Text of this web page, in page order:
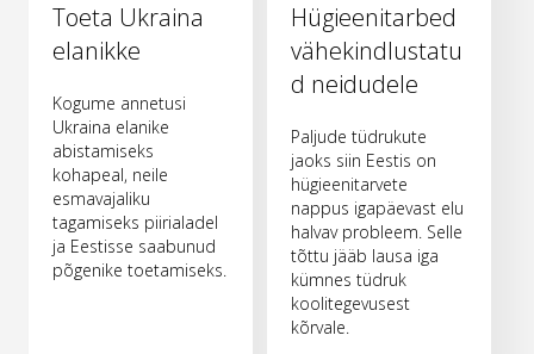
Toeta Ukraina
elanikke
Kogume annetusi
Ukraina elanike
abistamiseks
kohapeal, neile
esmavajaliku
tagamiseks piirialadel
ja Eestisse saabunud
põgenike toetamiseks.
Hügieenitarbed
vähekindlustatu
d neidudele
Paljude tüdrukute
jaoks siin Eestis on
hügieenitarvete
nappus igapäevast elu
halvav probleem. Selle
tõttu jääb lausa iga
kümnes tüdruk
koolitegevusest
kõrvale.